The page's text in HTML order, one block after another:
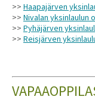
>> Haapajärven
>> Nivalan yksinlaulun
>> Pyhäjärven
>> Reisjärven